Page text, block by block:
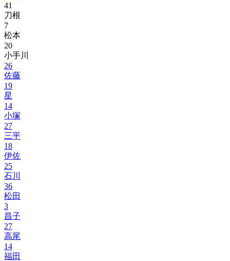
41
刀根
7
松本
20
小手川
26
佐藤
19
星
14
小塚
27
三平
18
伊佐
25
石川
36
松田
3
昌子
27
高尾
14
福田